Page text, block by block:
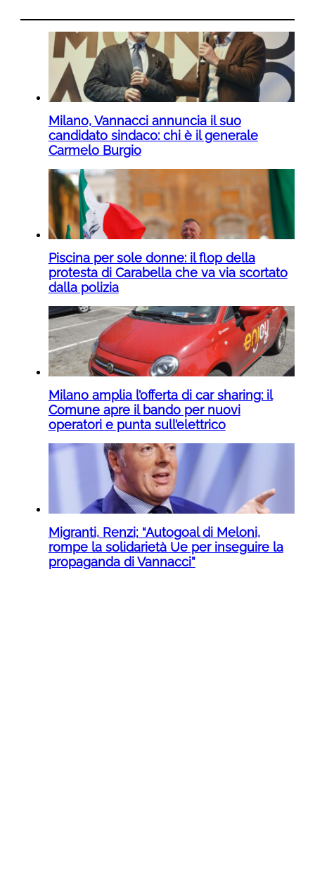
Milano, Vannacci annuncia il suo
candidato sindaco: chi è il generale
Carmelo Burgio
Piscina per sole donne: il flop della
protesta di Carabella che va via scortato
dalla polizia
Milano amplia l’offerta di car sharing: il
Comune apre il bando per nuovi
operatori e punta sull’elettrico
Migranti, Renzi; “Autogoal di Meloni,
rompe la solidarietà Ue per inseguire la
propaganda di Vannacci”